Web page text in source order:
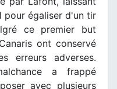
pour égaliser d'un tir
ce premier but
ont conservé
erreurs adverses.
a frappé
avec plusieurs